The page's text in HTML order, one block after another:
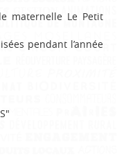
maternelle Le Petit
pendant l’année